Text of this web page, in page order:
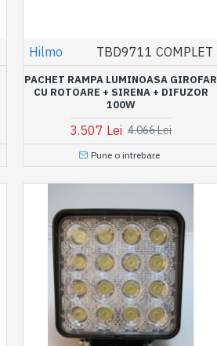
Hilmo TBD9711 COMPLET
PACHET RAMPA LUMINOASA GIROFAR
CU ROTOARE + SIRENA + DIFUZOR
100W
3.507 Lei 4.066 Lei
Pune o intrebare